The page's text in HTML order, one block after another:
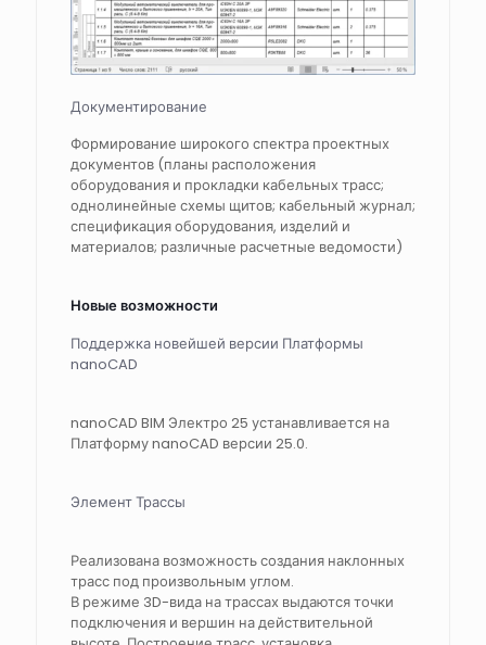
Документирование
Формирование широкого спектра проектных
документов (планы расположения
оборудования и прокладки кабельных трасс;
однолинейные схемы щитов; кабельный журнал;
спецификация оборудования, изделий и
материалов; различные расчетные ведомости)
Новые возможности
Поддержка новейшей версии Платформы
nanoCAD
nanoCAD BIM Электро 25 устанавливается на
Платформу nanoCAD версии 25.0.
Элемент Трассы
Реализована возможность создания наклонных
трасс под произвольным углом.
В режиме 3D-вида на трассах выдаются точки
подключения и вершин на действительной